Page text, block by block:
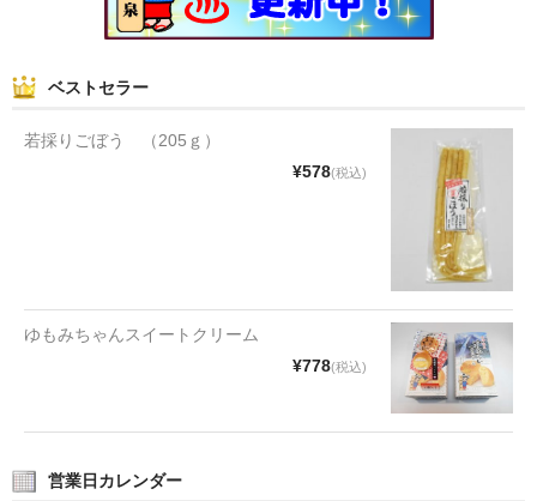
和菓子
羊かん
その他
ベストセラー
若採りごぼう （205ｇ）
¥578(税込)
ゆもみちゃんスイートクリーム
¥778(税込)
営業日カレンダー